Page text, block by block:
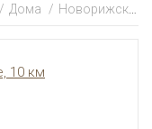
Дома Новорижское
10 км